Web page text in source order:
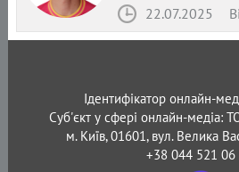
22.07.2025
Ідентифікатор онлайн-
Суб'єкт у сфері онлайн-медіа:
м. Київ, 01601, вул. Велика
+38 044 521 06